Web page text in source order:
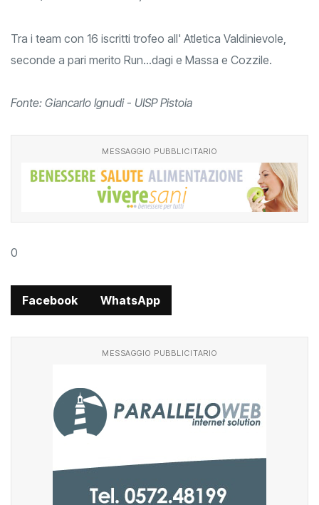
Tra i team con 16 iscritti trofeo all' Atletica Valdinievole,
seconde a pari merito Run...dagi e Massa e Cozzile.
Fonte: Giancarlo Ignudi - UISP Pistoia
MESSAGGIO PUBBLICITARIO
0
Facebook WhatsApp
MESSAGGIO PUBBLICITARIO